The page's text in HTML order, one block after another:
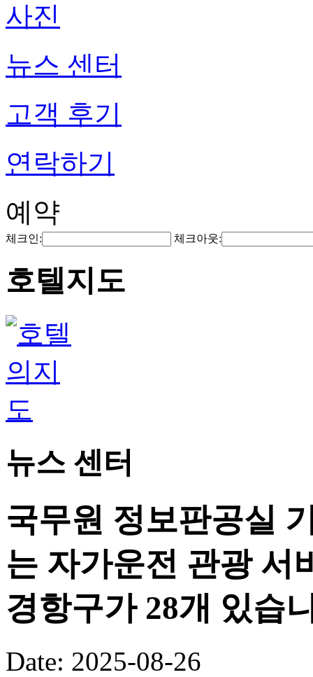
사진
뉴스 센터
고객 후기
연락하기
예약
체크인: 체크아웃:
호텔지도
뉴스 센터
국무원 정보판공실
는 자가운전 관광 서
경항구가 28개 있습
Date: 2025-08-26